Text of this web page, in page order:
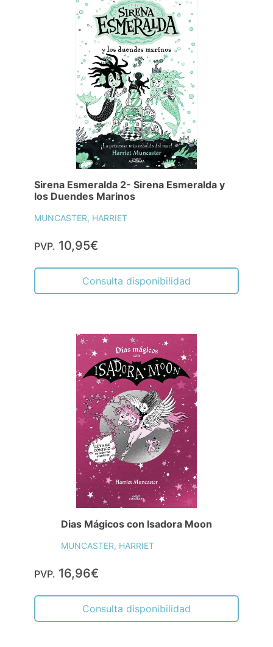
Sirena Esmeralda 2- Sirena Esmeralda y
los Duendes Marinos
MUNCASTER, HARRIET
PVP. 10,95€
Consulta disponibilidad
Dias Mágicos con Isadora Moon
MUNCASTER, HARRIET
PVP. 16,96€
Consulta disponibilidad